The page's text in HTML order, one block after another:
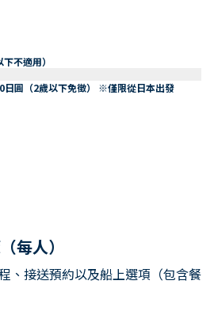
不適用）
日圓（2歲以下免徵） ※僅限從日本出發
每人）
、接送預約以及船上選項（包含餐